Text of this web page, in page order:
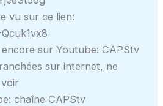
vu sur ce lien:
sur Youtube: CAPStv
sur internet, ne
chaîne CAPStv